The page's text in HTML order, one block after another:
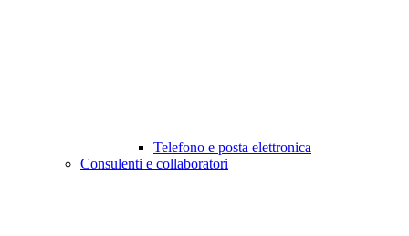
Telefono e posta elettronica
Consulenti e collaboratori